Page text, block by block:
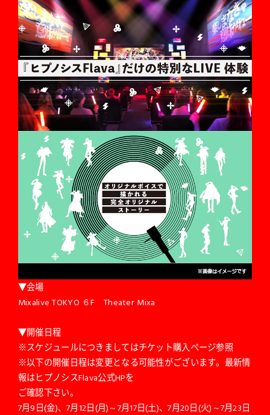
▼会場
Mixalive TOKYO ６F Theater Mixa
▼開催日程
※スケジュールにつきましてはチケット購入ページ参照
※以下の開催日程は変更となる可能性がございます。最新情
報はヒプノシスFlava公式HPを
ご確認下さい。
7月9日(金)、7月12日(月)～7月17日(土)、7月20日(火)～7月23日